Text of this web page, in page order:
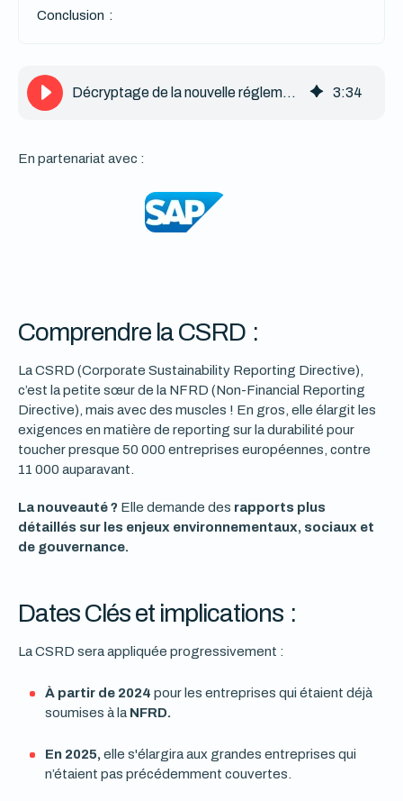
Conclusion :
Décryptage de la nouvelle réglementation CSRD : vers une entreprise plus durable 3:34
En partenariat avec :
Comprendre la CSRD :
La CSRD (Corporate Sustainability Reporting Directive),
c’est la petite sœur de la NFRD (Non-Financial Reporting
Directive), mais avec des muscles ! En gros, elle élargit les
exigences en matière de reporting sur la durabilité pour
toucher presque 50 000 entreprises européennes, contre
11 000 auparavant.
La nouveauté ? Elle demande des rapports plus
détaillés sur les enjeux environnementaux, sociaux et
de gouvernance.
Dates Clés et implications :
La CSRD sera appliquée progressivement :
À partir de 2024 pour les entreprises qui étaient déjà
soumises à la NFRD.
En 2025, elle s'élargira aux grandes entreprises qui
n’étaient pas précédemment couvertes.